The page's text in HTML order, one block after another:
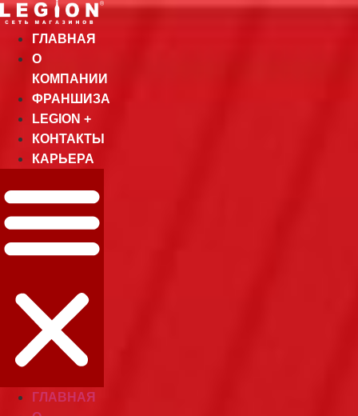
Перейти
к
содержимому
ГЛАВНАЯ
О
КОМПАНИИ
ФРАНШИЗА
LEGION +
КОНТАКТЫ
КАРЬЕРА
ГЛАВНАЯ